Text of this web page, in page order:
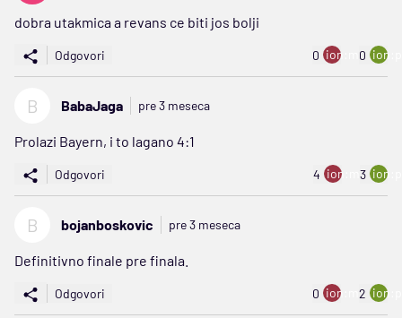
dobra utakmica a revans ce biti jos bolji
Odgovori 0 ion:minus
0
B BabaJaga pre 3 meseca
Prolazi Bayern, i to lagano 4:1
Odgovori 4 ion:minus
3
B bojanboskovic pre 3 meseca
Definitivno finale pre finala.
Odgovori 0 ion:minus
2